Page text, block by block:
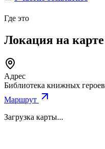
Где это
Локация на карте
Адрес
Библиотека книжных героев
Маршрут
Загрузка карты...